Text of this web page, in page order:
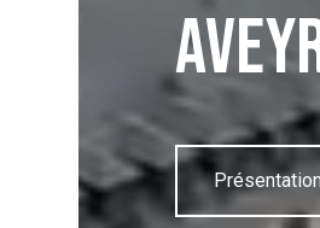
Présentation